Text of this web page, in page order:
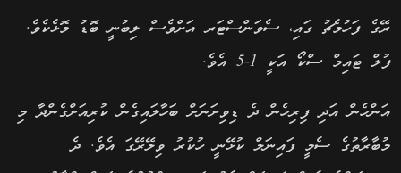
ރޭގެ ފަހުމެޗު ގައި، ސެވަންސްޓަރ އަށްވެސް ލިބުނީ ބޮޑު މޮޅެކެވެ.
ފުލް ޓައިމް ސްކޯ އަކީ 1-5 އެވެ.
އަންހެން އަދި ފިރިހެން ދެ ޑިވިށަނަށް ބަހާލައިގެން ކުރިއަށްގެންދާ މި
މުބާރާތުގެ ސެމީ ފައިނަލް ކުޅޭނީ ހުކުރު ވިލޭރޭގަ އެވެ. ދެ